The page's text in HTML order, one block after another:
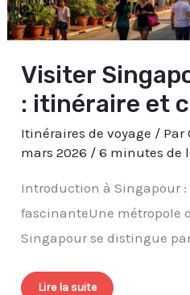
Visiter
: itinéraire et
Itinéraires de voyage / Par
mars 2026 /6 minutes de
Introduction à Singapour
fascinanteUne métropole
Singapour se distingue
Lire la suite